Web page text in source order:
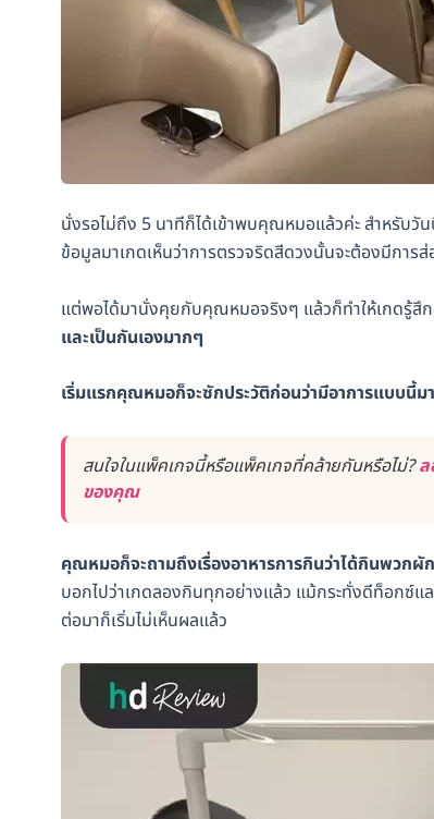
นั่งรอไม่ถึง 5 นาทีก็ได้เข้าพบคุณหมอแล้วค่ะ สำหรับ
ข้อมูลมาเกดเห็นว่าการตรวจริดสีดวงนั้นจะต้องมีการ
แต่พอได้มานั่งคุยกับคุณหมอจริงๆ แล้วก็ทำให้เกดรู้สึ
และเป็นกันเองมากๆ
เริ่มแรกคุณหมอก็จะซักประวัติก่อนว่ามีอาการแบบนี้ม
สนใจในแพ็คเกจนี้หรือแพ็คเกจที่คล้ายกันหรือไม่?
ของคุณ
คุณหมอก็จะถามถึงเรื่องอาหารการกินว่าได้กินพวกผั
บอกไปว่าเกดลองกินทุกอย่างแล้ว แม้กระทั่งดีท็อกซ์
ต่อมาก็เริ่มไม่เห็นผลแล้ว